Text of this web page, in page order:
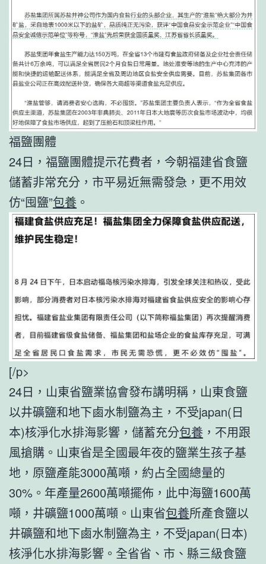
福鹽團體
24日，福鹽團體提示花費者，今朝福建省食鹽
儲蓄非常充分，市平易近無需發急，更不用效
仿“囤鹽”包養 。
[/p>
24日，山東省鹽業協會發布講明稱，山東食鹽
以井礦鹽和地下鹵水制鹽為主，不受japan(日
本)核淨化水排海影響，儲蓄充分包養 ，不用跟
風搶購。山東省是全國最年夜的鹽業生孩子基
地，原鹽產能3000萬噸，約占全國總量的
30%。年產量2600萬噸擺佈，此中海鹽1600萬
噸，井礦鹽1000萬噸。山東省包養所產食鹽以
井礦鹽和地下鹵水制鹽為主，不受japan(日本)
核淨化水排海影響。全省省、市、縣三級食鹽